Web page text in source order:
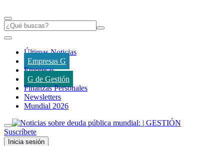
Últimas Noticias
Empresas G
Empresas
G de Gestión
Finanzas Personales
Newsletters
Mundial 2026
Suscríbete
Inicia sesión